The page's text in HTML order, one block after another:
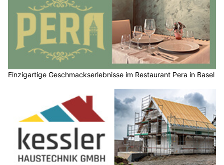
Einzigartige Geschmackserlebnisse im Restaurant Pera in Basel